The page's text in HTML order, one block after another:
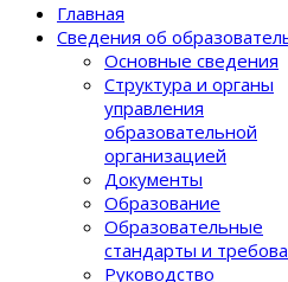
Главная
Сведения об
Основные сведения
Структура и органы
управления
образовательной
организацией
Документы
Образование
Образовательные
стандарты и
Руководство